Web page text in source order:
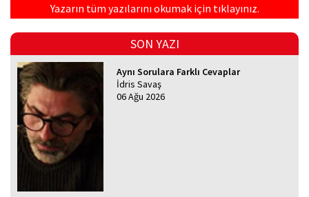
Yazarın tüm yazılarını okumak için tıklayınız.
SON YAZI
Aynı Sorulara Farklı Cevaplar
İdris Savaş
06 Ağu 2026